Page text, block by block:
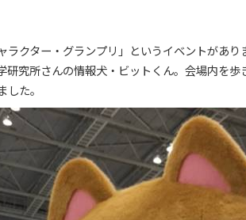
ラクター・グランプリ」というイベントがあ
研究所さんの情報犬・ビットくん。会場内を
た。